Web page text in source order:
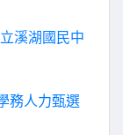
溪湖國民中
務人力甄選